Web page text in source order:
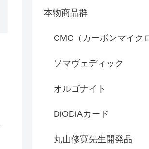
本物商品群
CMC（カーボンマイク
ソマヴェディック
オルゴナイト
DiODiAカード
丸山修寛先生開発品